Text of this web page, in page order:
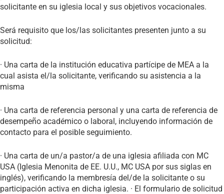
solicitante en su iglesia local y sus objetivos vocacionales.
Será requisito que los/las solicitantes presenten junto a su
solicitud:
· Una carta de la institución educativa partícipe de MEA a la
cual asista el/la solicitante, verificando su asistencia a la
misma
· Una carta de referencia personal y una carta de referencia de
desempeño académico o laboral, incluyendo información de
contacto para el posible seguimiento.
· Una carta de un/a pastor/a de una iglesia afiliada con MC
USA (Iglesia Menonita de EE. U.U., MC USA por sus siglas en
inglés), verificando la membresía del/de la solicitante o su
participación activa en dicha iglesia. · El formulario de solicitud